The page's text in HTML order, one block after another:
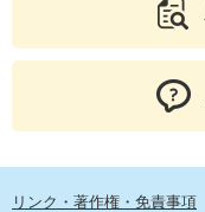
リンク・著作権・免責事項